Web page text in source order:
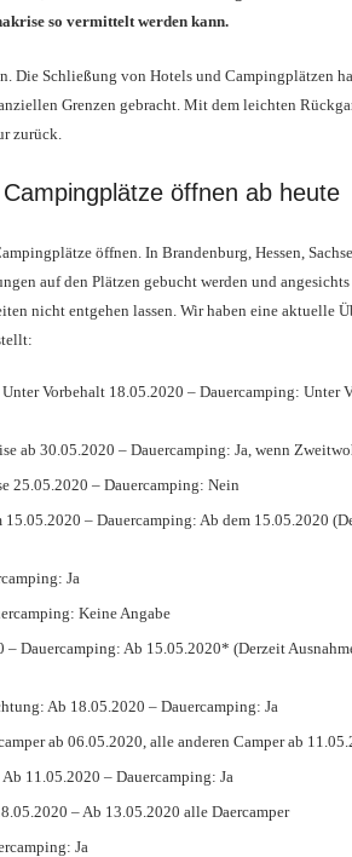
so vermittelt werden kann.
Die Schließung von Hotels und Campingplätzen
Grenzen gebracht. Mit dem leichten
zurück.
öffnen ab heute
öffnen. In Brandenburg, Hessen,
auf den Plätzen gebucht werden und angesichts
nicht entgehen lassen. Wir haben eine aktuelle
Vorbehalt 18.05.2020 – Dauercamping: Unter
ab 30.05.2020 – Dauercamping: Ja, wenn
25.05.2020 – Dauercamping: Nein
– Dauercamping: Ab dem 15.05.2020
Ja
Keine Angabe
Dauercamping: Ab 15.05.2020* (Derzeit
Ab 18.05.2020 – Dauercamping: Ja
ab 06.05.2020, alle anderen Camper ab
11.05.2020 – Dauercamping: Ja
– Ab 13.05.2020 alle Daercamper
Ja